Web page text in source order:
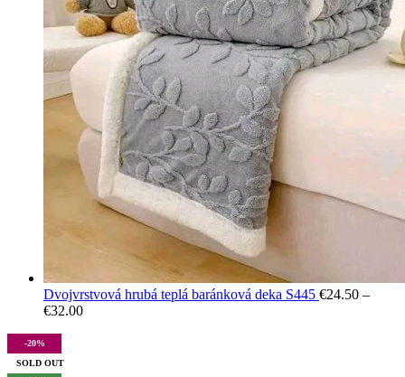
Dvojvrstvová hrubá teplá baránková deka S445 €24.50 –
€32.00Price
-20%
SOLD OUT